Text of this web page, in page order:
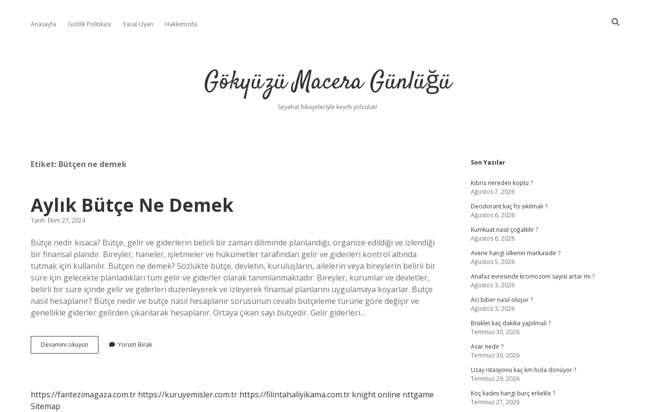
Anasayfa Gizlilik Politikası Yasal Uyarı Hakkımızda
Gökyüzü Macera Günlüğü
Seyahat hikayeleriyle keyifli yolculuk!
Etiket: Bütçen ne demek
Aylık Bütçe Ne Demek
Tarih: Ekim 27, 2024
Bütçe nedir kısaca? Bütçe, gelir ve giderlerin belirli bir zaman diliminde planlandığı, organize edildiği ve izlendiği
bir finansal plandır. Bireyler, haneler, işletmeler ve hükümetler tarafından gelir ve giderleri kontrol altında
tutmak için kullanılır. Bütçen ne demek? Sözlükte bütçe, devletin, kuruluşların, ailelerin veya bireylerin belirli bir
süre için gelecekte planladıkları tüm gelir ve giderler olarak tanımlanmaktadır. Bireyler, kurumlar ve devletler,
belirli bir süre içinde gelir ve giderleri düzenleyerek ve izleyerek finansal planlarını uygulamaya koyarlar. Bütçe
nasıl hesaplanır? Bütçe nedir ve bütçe nasıl hesaplanır sorusunun cevabı bütçeleme türüne göre değişir ve
genellikle giderler gelirden çıkarılarak hesaplanır. Ortaya çıkan sayı bütçedir. Gelir giderleri…
Devamını okuyun
Bütçe
Yorum Bırak
https://fantezimagaza.com.tr https://kuruyemisler.com.tr https://filintahaliyikama.com.tr knight online nttgame
Sitemap
Sidebar
Son Yazılar
Kıbrıs nereden koptu ?
Ağustos 7, 2026
Deodorant kaç fıs sıkılmalı ?
Ağustos 6, 2026
Kumkuat nasıl çoğaltılır ?
Ağustos 6, 2026
Avene hangi ülkenin markasıdır ?
Ağustos 5, 2026
Anafaz evresinde kromozom sayısı artar mı ?
Ağustos 3, 2026
Acı biber nasıl oluşur ?
Ağustos 3, 2026
Bisiklet kaç dakika yapılmalı ?
Temmuz 30, 2026
Avar nedir ?
Temmuz 30, 2026
Uzay istasyonu kaç km hızla dönüyor ?
Temmuz 29, 2026
Koç kadını hangi burç erkekle ?
Temmuz 27, 2026